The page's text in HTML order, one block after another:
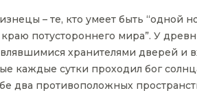
– те, кто умеет быть “одной
краю потустороннего мира”. У
хранителями дверей и
каждые сутки проходил бог
два противоположных